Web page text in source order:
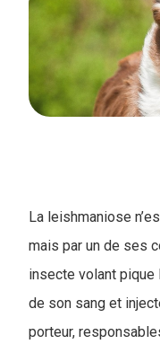
La leishmaniose
mais par un de ses
insecte volant
de son sang et
porteur,